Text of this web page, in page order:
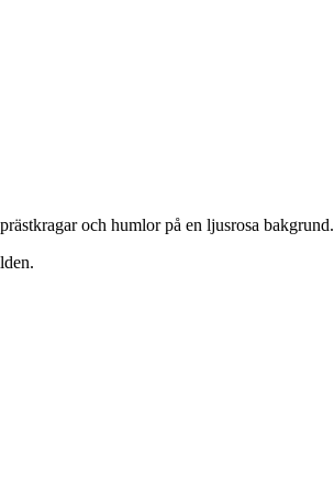
och humlor på en ljusrosa bakgrund.